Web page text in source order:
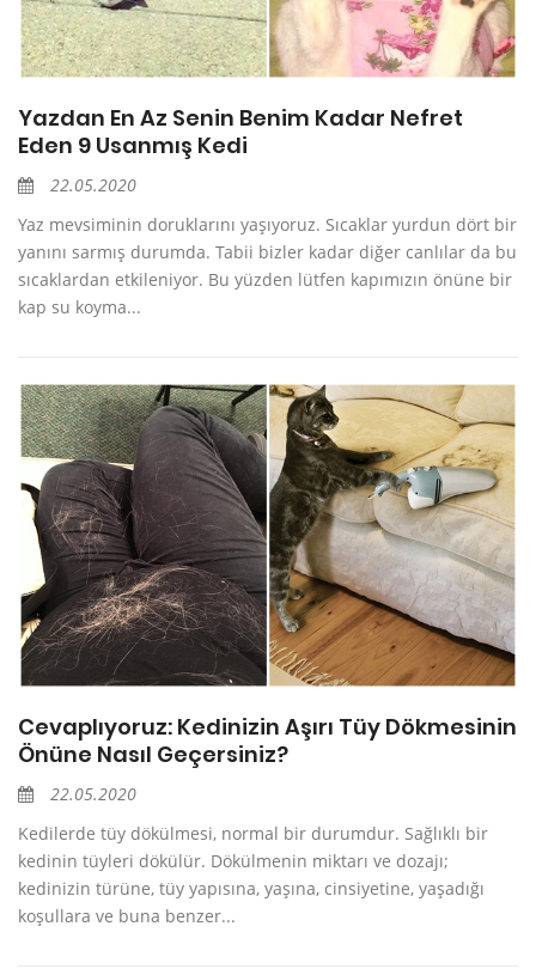
Yazdan En Az Senin Benim Kadar Nefret
Eden 9 Usanmış Kedi
22.05.2020
Yaz mevsiminin doruklarını yaşıyoruz. Sıcaklar yurdun dört bir
yanını sarmış durumda. Tabii bizler kadar diğer canlılar da bu
sıcaklardan etkileniyor. Bu yüzden lütfen kapımızın önüne bir
kap su koyma...
Cevaplıyoruz: Kedinizin Aşırı Tüy Dökmesinin
Önüne Nasıl Geçersiniz?
22.05.2020
Kedilerde tüy dökülmesi, normal bir durumdur. Sağlıklı bir
kedinin tüyleri dökülür. Dökülmenin miktarı ve dozajı;
kedinizin türüne, tüy yapısına, yaşına, cinsiyetine, yaşadığı
koşullara ve buna benzer...